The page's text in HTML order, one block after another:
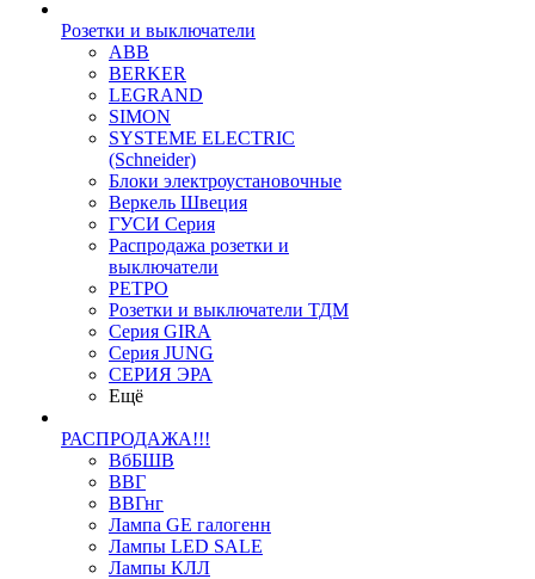
Розетки и выключатели
ABB
BERKER
LEGRAND
SIMON
SYSTEME ELECTRIC
(Schneider)
Блоки электроустановочные
Веркель Швеция
ГУСИ Серия
Распродажа розетки и
выключатели
РЕТРО
Розетки и выключатели ТДМ
Серия GIRA
Серия JUNG
СЕРИЯ ЭРА
Ещё
РАСПРОДАЖА!!!
ВбБШВ
ВВГ
ВВГнг
Лампа GE галогенн
Лампы LED SALE
Лампы КЛЛ